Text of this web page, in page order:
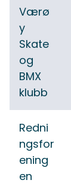
Værø
y
Skate
og
BMX
klubb
Redni
ngsfor
ening
en